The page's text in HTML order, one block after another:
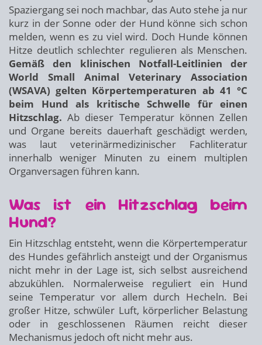
Spaziergang sei noch machbar, das Auto stehe ja nur
kurz in der Sonne oder der Hund könne sich schon
melden, wenn es zu viel wird. Doch Hunde können
Hitze deutlich schlechter regulieren als Menschen.
Gemäß den klinischen Notfall-Leitlinien der
World Small Animal Veterinary Association
(WSAVA) gelten Körpertemperaturen ab 41 °C
beim Hund als kritische Schwelle für einen
Hitzschlag. Ab dieser Temperatur können Zellen
und Organe bereits dauerhaft geschädigt werden,
was laut veterinärmedizinischer Fachliteratur
innerhalb weniger Minuten zu einem multiplen
Organversagen führen kann.
Was ist ein Hitzschlag beim
Hund?
Ein Hitzschlag entsteht, wenn die Körpertemperatur
des Hundes gefährlich ansteigt und der Organismus
nicht mehr in der Lage ist, sich selbst ausreichend
abzukühlen. Normalerweise reguliert ein Hund
seine Temperatur vor allem durch Hecheln. Bei
großer Hitze, schwüler Luft, körperlicher Belastung
oder in geschlossenen Räumen reicht dieser
Mechanismus jedoch oft nicht mehr aus.